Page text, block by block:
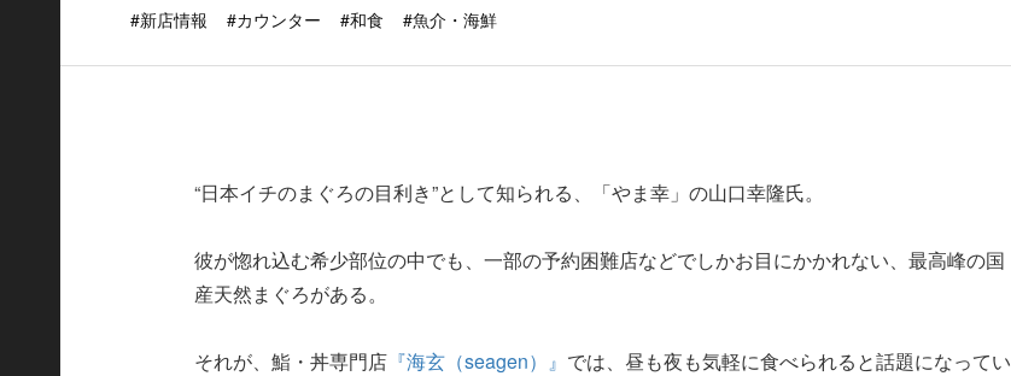
#新店情報 #カウンター #和食 #魚介・海鮮
“日本イチのまぐろの目利き”として知られる、「やま幸」の山口幸隆氏。
彼が惚れ込む希少部位の中でも、一部の予約困難店などでしかお目にかかれない、最高峰の国
産天然まぐろがある。
それが、鮨・丼専門店 『海玄（seagen）』 では、昼も夜も気軽に食べられると話題になってい